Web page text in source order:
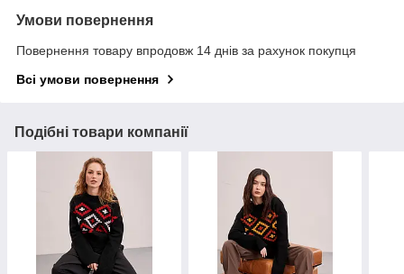
Умови повернення
Повернення товару впродовж 14 днів за рахунок покупця
Всі умови повернення
Подібні товари компанії